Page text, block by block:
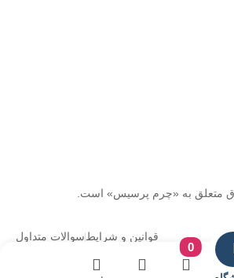
متعلق به «چرم پرسیس» است.
قوانین و شرایطسوالات متداول
0